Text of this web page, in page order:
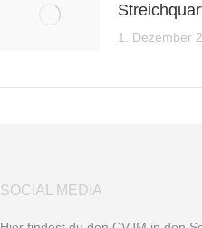
1. Dezember
SOCIAL MEDIA